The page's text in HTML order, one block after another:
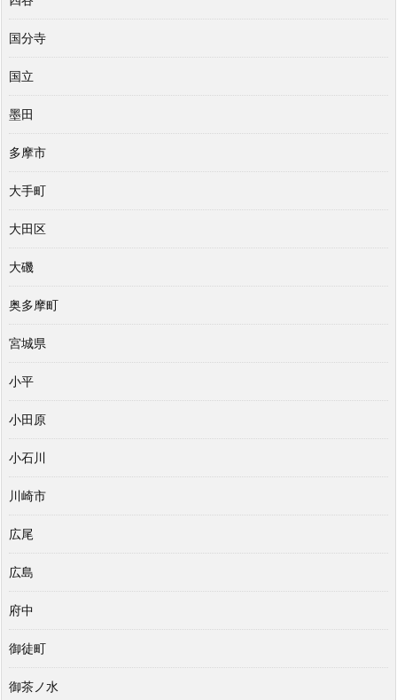
国分寺
国立
墨田
多摩市
大手町
大田区
大磯
奥多摩町
宮城県
小平
小田原
小石川
川崎市
広尾
広島
府中
御徒町
御茶ノ水